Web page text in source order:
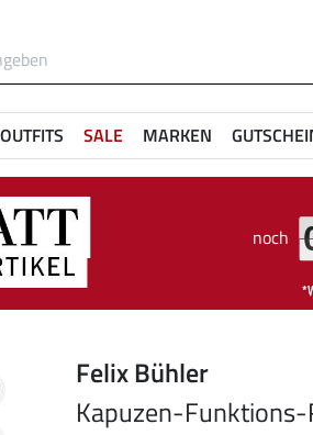
OUTFITS SALE MARKEN
noch
Felix Bühler
Kapuzen-